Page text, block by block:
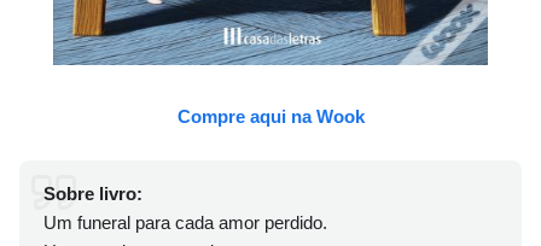
Compre aqui na Wook
Sobre livro:
Um funeral para cada amor perdido.